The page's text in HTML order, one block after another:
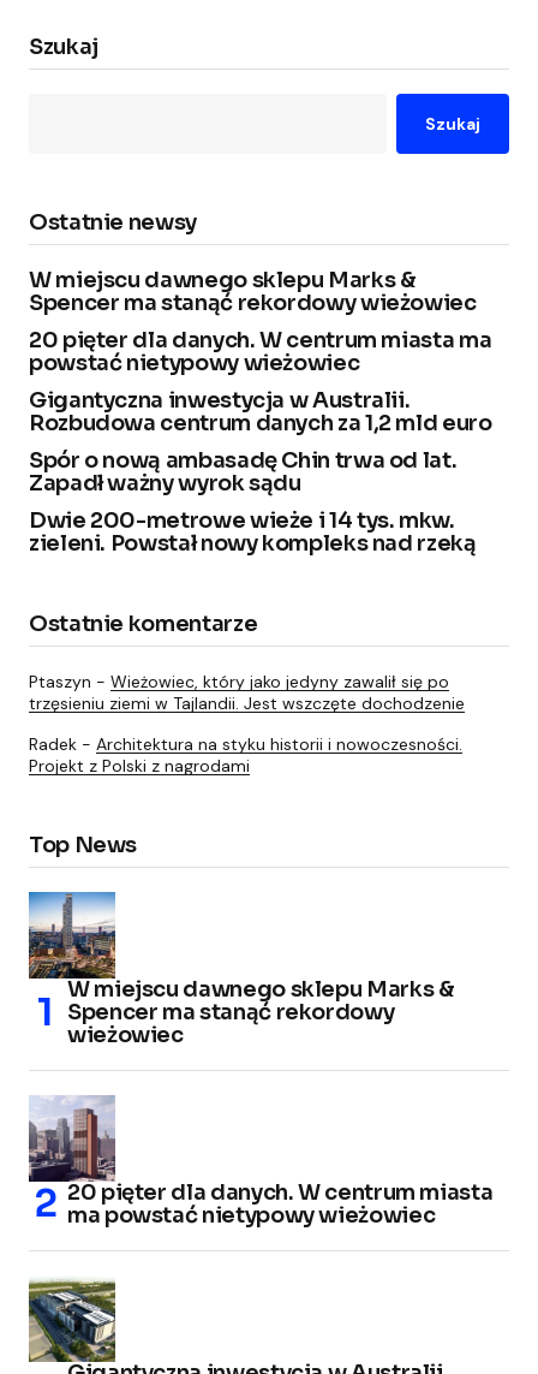
Szukaj
Szukaj
Ostatnie newsy
W miejscu dawnego sklepu Marks &
Spencer ma stanąć rekordowy wieżowiec
20 pięter dla danych. W centrum miasta ma
powstać nietypowy wieżowiec
Gigantyczna inwestycja w Australii.
Rozbudowa centrum danych za 1,2 mld euro
Spór o nową ambasadę Chin trwa od lat.
Zapadł ważny wyrok sądu
Dwie 200-metrowe wieże i 14 tys. mkw.
zieleni. Powstał nowy kompleks nad rzeką
Ostatnie komentarze
Ptaszyn - Wieżowiec, który jako jedyny zawalił się po
trzęsieniu ziemi w Tajlandii. Jest wszczęte dochodzenie
Radek - Architektura na styku historii i nowoczesności.
Projekt z Polski z nagrodami
Top News
W miejscu dawnego sklepu Marks &
Spencer ma stanąć rekordowy
wieżowiec
20 pięter dla danych. W centrum miasta
ma powstać nietypowy wieżowiec